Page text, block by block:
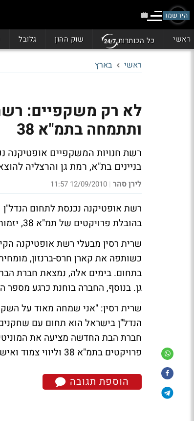
הירשמו
ראשי כל הכותרות שוק ההון גלובל
ראשי בארץ
לא רק משקפיים:
ותתמחה בתמ"א 38
רשת חנויות המשקפיים אופטיקנה
בניינים בת"א, רמת גן והרצליה
לירן סהר |
12/09/2010 11:57
רשת אופטיקנה נכנסת לתחום
בהובלת פרויקטים של תמ"א 38, יזמות והשקעות נדל"ניות בתחומים שונים.
שרית רסין מבעלי רשת אופטיקנה
בתחום. בימים אלה, נמצאת חברת
גן. בנוסף, החברה בוחנת כרגע מספר
שרית רסין: "אני שמחה מאוד על
הנדל"ן בישראל הוא תחום עם
חברת הבת החדשה מציעה את
פרויקטים בתמ"א 38 וליווי צמוד ואישי של דיירים עד להשלמת הפרויקט על הצד האיכותי ביותר".
הוספת תגובה